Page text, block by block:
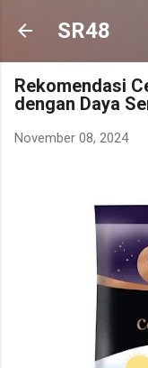
SR48
Rekomendasi
dengan Daya
November 08, 2024